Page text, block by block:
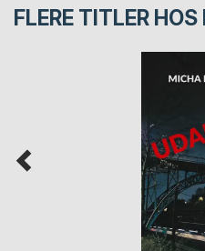
FLERE TITLER HOS